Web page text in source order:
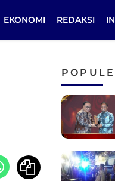
EKONOMI REDAKSI